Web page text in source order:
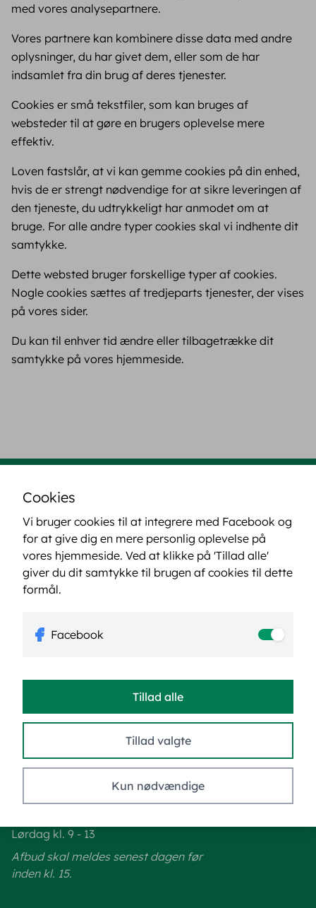
med vores analysepartnere.
Vores partnere kan kombinere disse data med andre
oplysninger, du har givet dem, eller som de har
indsamlet fra din brug af deres tjenester.
Cookies er små tekstfiler, som kan bruges af
websteder til at gøre en brugers oplevelse mere
effektiv.
Loven fastslår, at vi kan gemme cookies på din enhed,
hvis de er strengt nødvendige for at sikre leveringen af
den tjeneste, du udtrykkeligt har anmodet om at
bruge. For alle andre typer cookies skal vi indhente dit
samtykke.
Dette websted bruger forskellige typer af cookies.
Nogle cookies sættes af tredjeparts tjenester, der vises
på vores sider.
Du kan til enhver tid ændre eller tilbagetrække dit
samtykke på vores hjemmeside.
Kiropraktor Bornholm
Gl Rønnevej 17A, 3730 Nexø
Find vej til klinikken
Afdeling Rønne, Borgmester Nielsens Vej 28, 3700
Find vej til klinikken
Kontaktoplysninger
info@kiropraktor-bornholm.dk
Telefontid for tidsbestilling
Mandag - Torsdag kl. 8 - 18
Lørdag kl. 9 - 13
Afbud skal meldes senest dagen før
inden kl. 15.
Cookies
Vi bruger cookies til at integrere med Facebook og
for at give dig en mere personlig oplevelse på
vores hjemmeside. Ved at klikke på 'Tillad alle'
giver du dit samtykke til brugen af cookies til dette
formål.
Facebook
Tillad alle
Tillad valgte
Kun nødvændige